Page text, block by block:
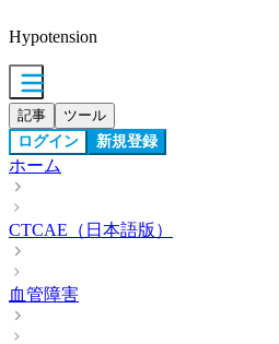
Hypotension
記事 ツール
ログイン 新規登録
ホーム
CTCAE（日本語版）
血管障害